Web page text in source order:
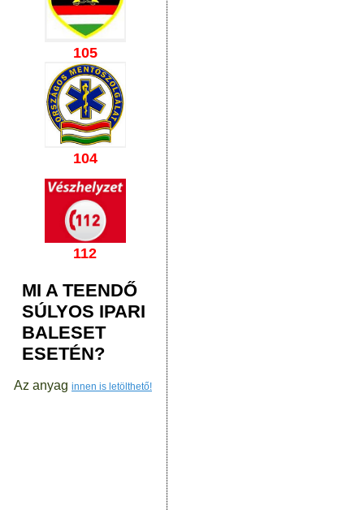
105
104
112
MI A TEENDŐ
SÚLYOS IPARI
BALESET
ESETÉN?
Az anyag innen is letölthető!